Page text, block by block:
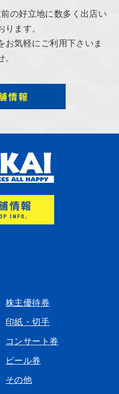
の好立地に数多く出店い
ります。
お気軽にご利用下さいま
。
株主優待券
印紙・切手
コンサート券
ビール券
その他